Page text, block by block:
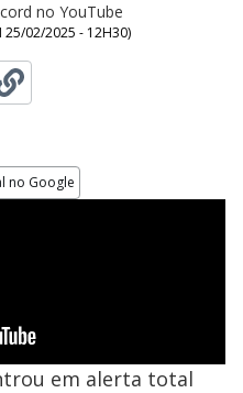
no YouTube
25/02/2025 - 12H30)
no Google
em alerta total